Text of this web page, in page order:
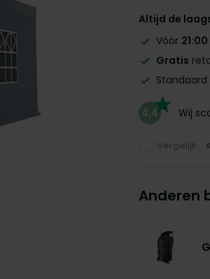
Altijd de
Vóór 21:00
Gratis
Standaard
4,4 Wij
Vergelijk
Anderen